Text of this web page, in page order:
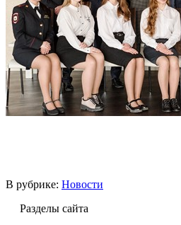
В рубрике: Новости
Разделы сайта